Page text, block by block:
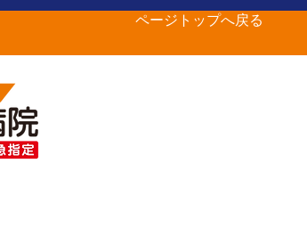
ベストドクターズに選出さ
れました
ページトップへ戻る